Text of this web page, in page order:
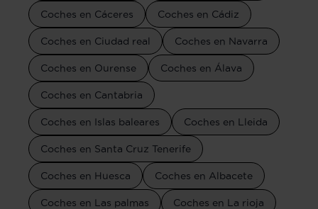
Coches en Cáceres Coches en Cádiz
Coches en Ciudad real Coches en Navarra
Coches en Ourense Coches en Álava
Coches en Cantabria
Coches en Islas baleares Coches en Lleida
Coches en Santa Cruz Tenerife
Coches en Huesca Coches en Albacete
Coches en Las palmas Coches en La rioja